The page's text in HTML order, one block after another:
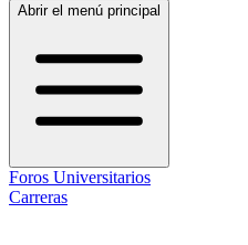
Abrir el menú principal
Foros Universitarios
Carreras